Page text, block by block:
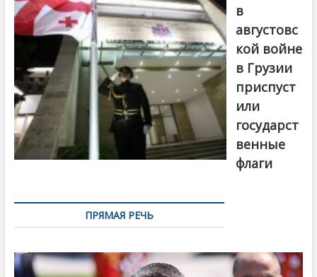
в
августовс
кой войне
в Грузии
приспуст
или
государст
венные
флаги
ПРЯМАЯ РЕЧЬ